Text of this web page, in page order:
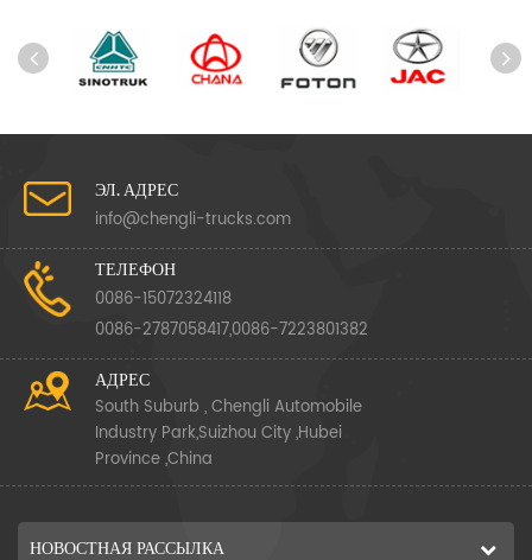
ЭЛ. АДРЕС
info@chengli-trucks.com
ТЕЛЕФОН
0086-15072324118
0086-2787058417,0086-7223801382
АДРЕС
South Suburb , Chengli Automobile
Industry Park,Suizhou City ,Hubei
Province ,China
НОВОСТНАЯ РАССЫЛКА